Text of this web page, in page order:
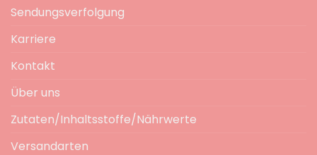
Sendungsverfolgung
Karriere
Kontakt
Über uns
Zutaten/Inhaltsstoffe/Nährwerte
Versandarten